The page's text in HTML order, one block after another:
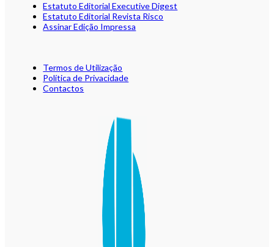
Estatuto Editorial Executive Digest
Estatuto Editorial Revista Risco
Assinar Edição Impressa
Termos de Utilização
Política de Privacidade
Contactos